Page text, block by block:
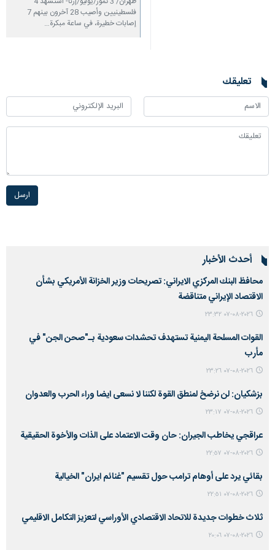
فلسطينيين وأصيب 28 آخرون بينهم 7
إصابات خطيرة، في ساعة مبكرة…
تعليقك
ارسل
أحدث الأخبار
محافظ البنك المركزي الايراني: تصريحات وزير الخزانة الأمريكي بشأن
الاقتصاد الإيراني متناقضة
٢٠٢٦-٠٨-٠٧ ٢٣:٣٢
القوات المسلحة اليمنية تستهدف تحشدات سعودية بـ"صحن الجن" في
مأرب
٢٠٢٦-٠٨-٠٧ ٢٣:٢٦
بزشكيان: لن نرضخ لمنطق القوة لكننا لا نسعى ايضا وراء الحرب والعدوان
٢٠٢٦-٠٨-٠٧ ٢٣:١٧
عراقجي يخاطب الجيران: حان وقت الاعتماد على الذات والأخوة الحقيقية
٢٠٢٦-٠٨-٠٧ ٢٢:٥٧
بقائي يرد على أوهام ترامب حول تقسيم "غنائم ايران" الخيالية
٢٠٢٦-٠٨-٠٧ ٢٢:٥١
ثلاث خطوات جديدة للاتحاد الاقتصادي الأوراسي لتعزيز التكامل الاقليمي
٢٠٢٦-٠٨-٠٧ ٢٠:٠٦